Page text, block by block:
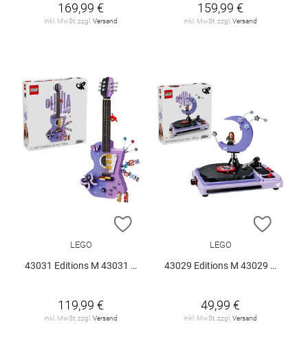
169,99 €
inkl. MwSt. zzgl.Versand
159,99 €
inkl. MwSt. zzgl.Versand
ZUR WUNSCHLISTE HINZUFÜGEN
LEGO
43031 Editions M 43031 V29
119,99 €
inkl. MwSt. zzgl. Versand
ZUR
LEGO
43029 Editions M 43029 V29
49,99 €
inkl. MwSt. zzgl. Versand